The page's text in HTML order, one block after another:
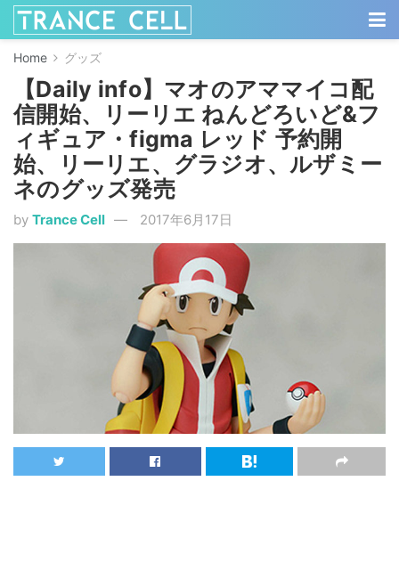
Home グッズ
【Daily info】マオのアママイコ配
信開始、リーリエ ねんどろいど&フ
ィギュア・figma レッド 予約開
始、リーリエ、グラジオ、ルザミー
ネのグッズ発売
by Trance Cell 2017年6月17日